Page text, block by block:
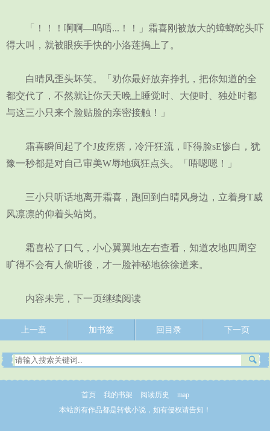
「！！！啊啊—呜唔...！！」霜喜刚被放大的蟑螂蛇头吓
得大叫，就被眼疾手快的小洛莲摀上了。
白晴风歪头坏笑。「劝你最好放弃挣扎，把你知道的全
都交代了，不然就让你天天晚上睡觉时、大便时、独处时都
与这三小只来个脸贴脸的亲密接触！」
霜喜瞬间起了个J皮疙瘩，冷汗狂流，吓得脸sE惨白，犹
豫一秒都是对自己审美W辱地疯狂点头。「唔嗯嗯！」
三小只听话地离开霜喜，跑回到白晴风身边，立着身T威
风凛凛的仰着头站岗。
霜喜松了口气，小心翼翼地左右查看，知道农地四周空
旷得不会有人偷听後，才一脸神秘地徐徐道来。
内容未完，下一页继续阅读
上一章 加书签 回目录 下一页
首页 我的书架 阅读历史
map
本站所有作品都是转载小说，如有侵权请告知！